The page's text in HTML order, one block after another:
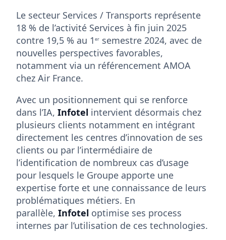
Le secteur Services / Transports représente
18 % de l’activité Services à fin juin 2025
contre 19,5 % au 1 er semestre 2024, avec de
nouvelles perspectives favorables,
notamment via un référencement AMOA
chez Air France.
Avec un positionnement qui se renforce
dans l’IA, Infotel intervient désormais chez
plusieurs clients notamment en intégrant
directement les centres d’innovation de ses
clients ou par l’intermédiaire de
l’identification de nombreux cas d’usage
pour lesquels le Groupe apporte une
expertise forte et une connaissance de leurs
problématiques métiers. En
parallèle, Infotel optimise ses process
internes par l’utilisation de ces technologies.